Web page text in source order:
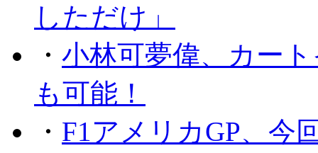
しただけ」
・ 小林可夢偉、カー
も可能！
・ F1アメリカGP、今